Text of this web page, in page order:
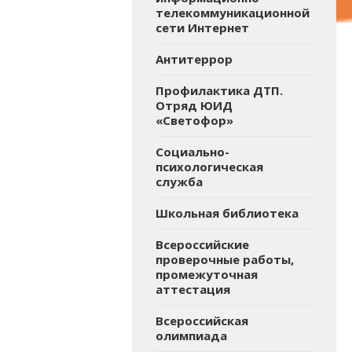
телекоммуникационной
сети Интернет
Антитеррор
Профилактика ДТП.
Отряд ЮИД
«Светофор»
Социально-
психологическая
служба
Школьная библиотека
Всероссийские
проверочные работы,
промежуточная
аттестация
Всероссийская
олимпиада